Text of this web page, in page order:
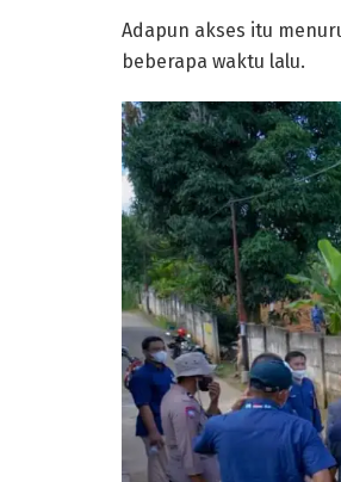
Adapun akses itu
beberapa waktu lalu.